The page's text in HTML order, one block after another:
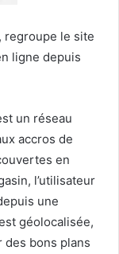
regroupe le site
ligne depuis
un réseau
accros de
en
l’utilisateur
une
géolocalisée,
bons plans